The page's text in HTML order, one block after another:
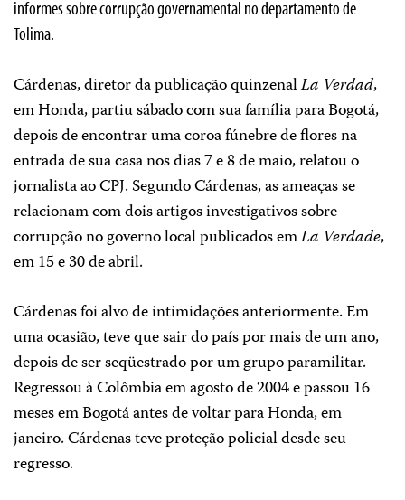
informes sobre corrupção governamental no departamento de
Tolima.
Cárdenas, diretor da publicação quinzenalLa Verdad,
em Honda, partiu sábado com sua família para Bogotá,
depois de encontrar uma coroa fúnebre de flores na
entrada de sua casa nos dias 7 e 8 de maio, relatou o
jornalista ao CPJ. Segundo Cárdenas, as ameaças se
relacionam com dois artigos investigativos sobre
corrupção no governo local publicados emLa Verdade,
em 15 e 30 de abril.
Cárdenas foi alvo de intimidações anteriormente. Em
uma ocasião, teve que sair do país por mais de um ano,
depois de ser seqüestrado por um grupo paramilitar.
Regressou à Colômbia em agosto de 2004 e passou 16
meses em Bogotá antes de voltar para Honda, em
janeiro. Cárdenas teve proteção policial desde seu
regresso.